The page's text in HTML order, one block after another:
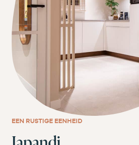
EEN RUSTIGE EENHEID